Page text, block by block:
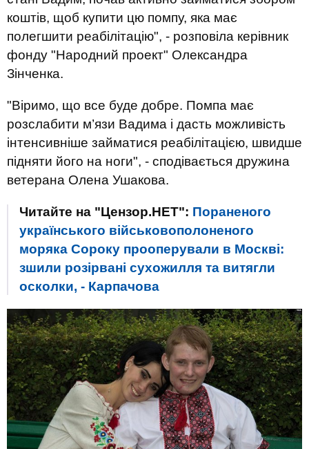
коштів, щоб купити цю помпу, яка має
полегшити реабілітацію", - розповіла керівник
фонду "Народний проект" Олександра
Зінченка.
"Віримо, що все буде добре. Помпа має
розслабити м’язи Вадима і дасть можливість
інтенсивніше займатися реабілітацією, швидше
підняти його на ноги", - сподівається дружина
ветерана Олена Ушакова.
Читайте на "Цензор.НЕТ": Пораненого
українського військовополоненого
моряка Сороку прооперували в Москві:
зшили розірвані сухожилля та витягли
осколки, - Карпачова